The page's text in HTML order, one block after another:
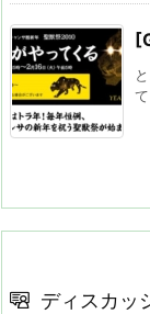
ディスカッ